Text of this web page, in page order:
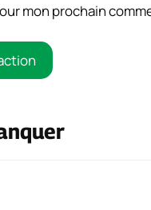
mon prochain